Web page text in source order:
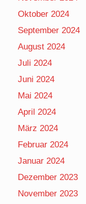
Oktober 2024
September 2024
August 2024
Juli 2024
Juni 2024
Mai 2024
April 2024
März 2024
Februar 2024
Januar 2024
Dezember 2023
November 2023